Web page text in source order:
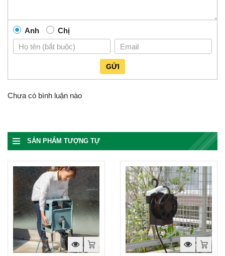
Anh Chị
GỬI
Chưa có bình luận nào
SẢN PHẨM TƯỢNG TỰ